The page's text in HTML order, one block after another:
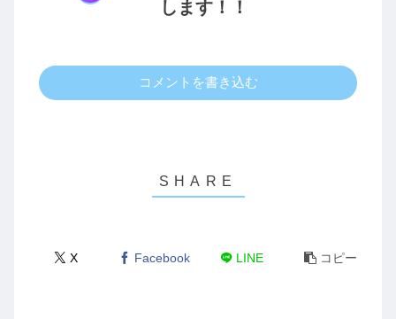
します！！
コメントを書き込む
X Facebook LINE コピー